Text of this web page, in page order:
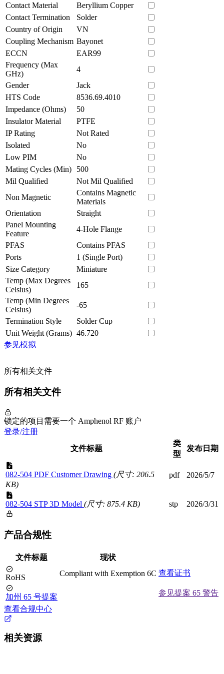
Contact Material
Beryllium Copper
Contact Termination
Solder
Country of Origin
VN
Coupling Mechanism Bayonet
ECCN
EAR99
Frequency (Max
GHz)
4
Gender
Jack
HTS Code
8536.69.4010
Impedance (Ohms)
50
Insulator Material
PTFE
IP Rating
Not Rated
Isolated
No
Low PIM
No
Mating Cycles (Min)
500
Mil Qualified
Not Mil Qualified
Non Magnetic
Contains Magnetic
Materials
Orientation
Straight
Panel Mounting
Feature
4-Hole Flange
PFAS
Contains PFAS
Ports
1 (Single Port)
Size Category
Miniature
Temp (Max Degrees
Celsius)
165
Temp (Min Degrees
Celsius)
-65
Termination Style
Solder Cup
Unit Weight (Grams) 46.720
参见模拟
所有相关文件
所有相关文件
锁定的项目需要一个 Amphenol RF 账户
登录/注册
文件标题
类
型
发布日期
082-504 PDF Customer Drawing (尺寸: 206.5
KB)
pdf 2026/5/7
082-504 STP 3D Model (尺寸: 875.4 KB) stp 2026/3/31
产品合规性
文件标题 现状
RoHS Compliant with Exemption 6C 查看证书
加州 65 号提案
参见提案 65 警告
查看合规中心
相关资源